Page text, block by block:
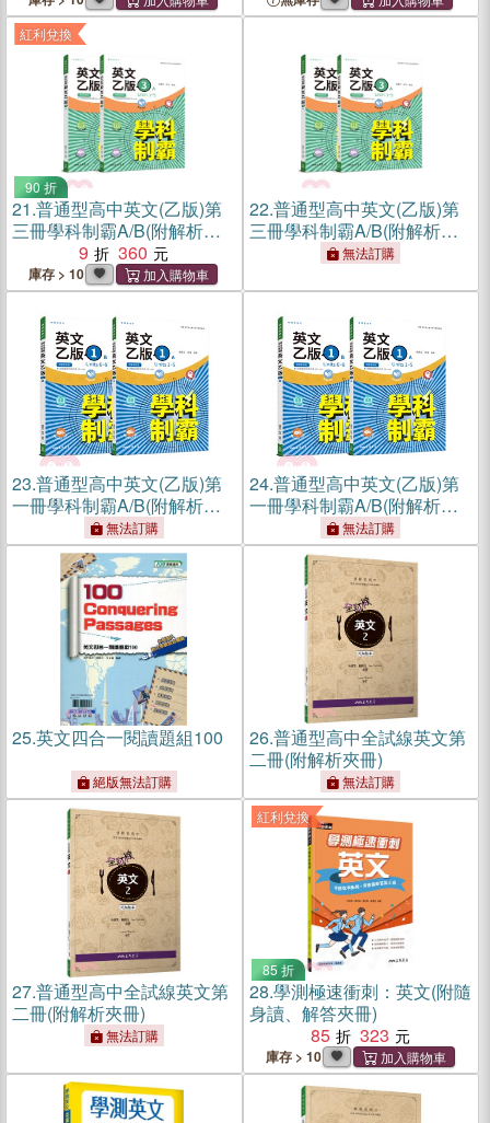
紅利兌換
90 折
21.普通型高中英文(乙版)第
三冊學科制霸A/B(附解析附
9 360
庫存 > 10
22.普通型高中英文(乙版)第
三冊學科制霸A/B(附解析附
無法訂購
23.普通型高中英文(乙版)第
一冊學科制霸A/B(附解析附
無法訂購
24.普通型高中英文(乙版)第
一冊學科制霸A/B(附解析附
無法訂購
25.英文四合一閱讀題組100
絕版無法訂購
26.普通型高中全試線英文第
二冊(附解析夾冊)
無法訂購
27.普通型高中全試線英文第
二冊(附解析夾冊)
無法訂購
紅利兌換
85 折
28.學測極速衝刺：英文(附隨
身讀、解答夾冊)
85
323
庫存 > 10